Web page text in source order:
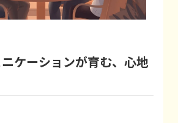
ケーションが育む、心地